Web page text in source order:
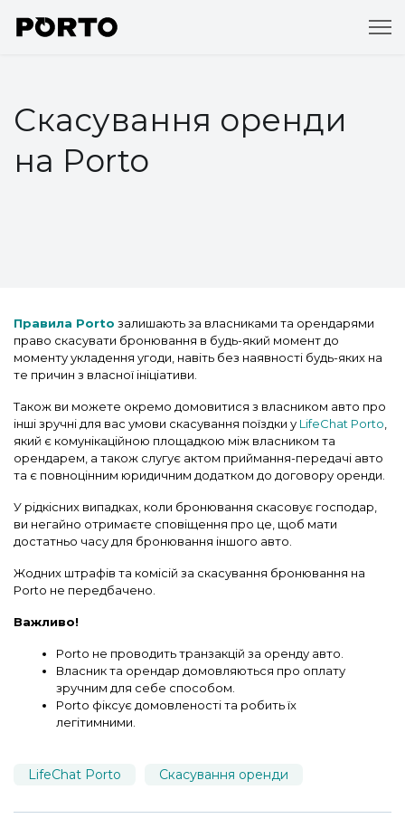
Скасування оренди
на Porto
Правила Porto залишають за власниками та орендарями
право скасувати бронювання в будь-який момент до
моменту укладення угоди, навіть без наявності будь-яких на
те причин з власної ініціативи.
Також ви можете окремо домовитися з власником авто про
інші зручні для вас умови скасування поїздки у LifeChat Porto
який є комунікаційною площадкою між власником та
орендарем, а також слугує актом приймання-передачі авто
та є повноцінним юридичним додатком до договору оренди.
У рідкісних випадках, коли бронювання скасовує господар,
ви негайно отримаєте сповіщення про це, щоб мати
достатньо часу для бронювання іншого авто.
Жодних штрафів та комісій за скасування бронювання на
Porto не передбачено.
Важливо!
Porto не проводить транзакцій за оренду авто.
Власник та орендар домовляються про оплату
зручним для себе способом.
Porto фіксує домовленості та робить їх
легітимними.
LifeChat Porto Скасування оренди